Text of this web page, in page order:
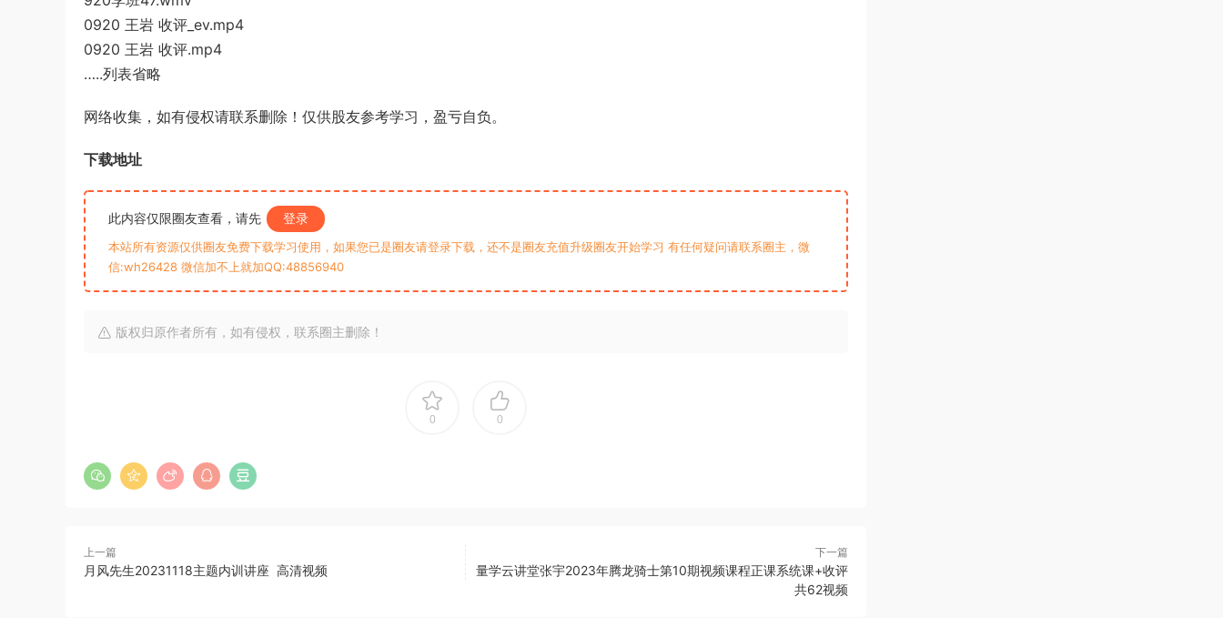
0920 王岩 收评_ev.mp4
0920 王岩 收评.mp4
…..列表省略
网络收集，如有侵权请联系删除！仅供股友参考学习，盈亏自负。
下载地址
此内容仅限圈友查看，请先 登录
本站所有资源仅供圈友免费下载学习使用，如果您已是圈友请登录下载，还不是圈友充值升级圈友开始学习 有任何疑问请联系圈主，微
信:wh26428 微信加不上就加QQ:48856940
版权归原作者所有，如有侵权，联系圈主删除！
0 0
上一篇
月风先生20231118主题内训讲座 高清视频
下一篇
量学云讲堂张宇2023年腾龙骑士第10期视频课程正课系统课+收评
共62视频